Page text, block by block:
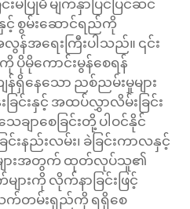
မပြုမီ မျက်နှာပြင်ပြင်ဆင်
စွမ်းဆောင်ရည်ကို
န်အရေးကြီးပါသည်။ ၎င်း
ပိုမိုကောင်းမွန်စေရန်
ရှိနေသော ညစ်ညမ်းမှုများ
ြင်းနှင့် အထပ်လွှာလိမ်းခြင်း
ချာစေခြင်းတို့ ပါဝင်နိုင်
နည်းလမ်း၊ ခဲခြင်းကာလနှင့်
များအတွက် ထုတ်လုပ်သူ၏
းကို လိုက်နာခြင်းဖြင့်
က်တမ်းရှည်ကို ရရှိစေ